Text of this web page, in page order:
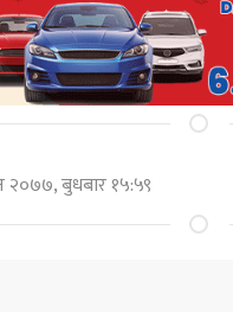
२०७७, बुधबार १५:५९